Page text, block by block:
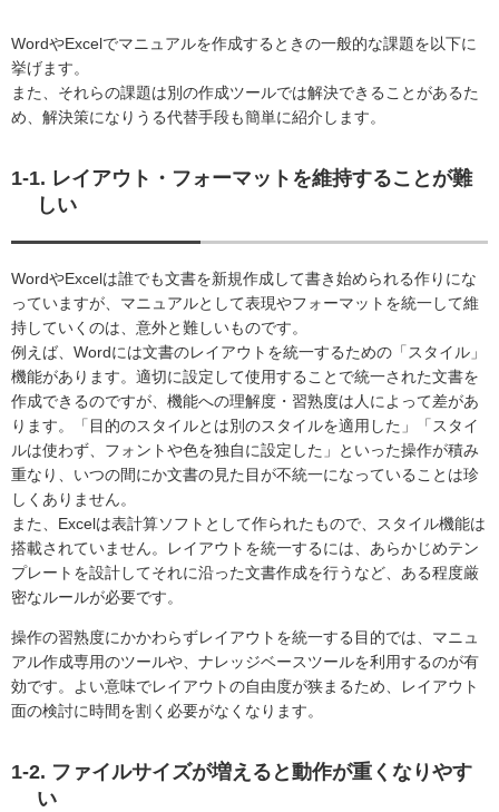
WordやExcelでマニュアルを作成するときの一般的な課題を以下に
挙げます。
また、それらの課題は別の作成ツールでは解決できることがあるた
め、解決策になりうる代替手段も簡単に紹介します。
1-1. レイアウト・フォーマットを維持することが難
しい
WordやExcelは誰でも文書を新規作成して書き始められる作りにな
っていますが、マニュアルとして表現やフォーマットを統一して維
持していくのは、意外と難しいものです。
例えば、Wordには文書のレイアウトを統一するための「スタイル」
機能があります。適切に設定して使用することで統一された文書を
作成できるのですが、機能への理解度・習熟度は人によって差があ
ります。「目的のスタイルとは別のスタイルを適用した」「スタイ
ルは使わず、フォントや色を独自に設定した」といった操作が積み
重なり、いつの間にか文書の見た目が不統一になっていることは珍
しくありません。
また、Excelは表計算ソフトとして作られたもので、スタイル機能は
搭載されていません。レイアウトを統一するには、あらかじめテン
プレートを設計してそれに沿った文書作成を行うなど、ある程度厳
密なルールが必要です。
操作の習熟度にかかわらずレイアウトを統一する目的では、マニュ
アル作成専用のツールや、ナレッジベースツールを利用するのが有
効です。よい意味でレイアウトの自由度が狭まるため、レイアウト
面の検討に時間を割く必要がなくなります。
1-2. ファイルサイズが増えると動作が重くなりやす
い